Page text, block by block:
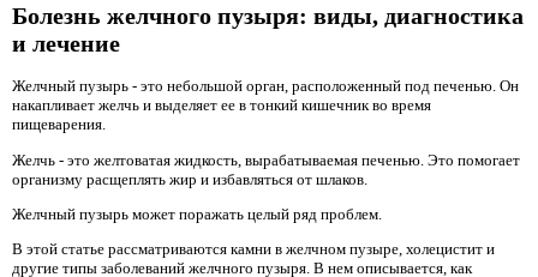
Болезнь желчного пузыря: виды, диагностика
и лечение
Желчный пузырь - это небольшой орган, расположенный под печенью. Он
накапливает желчь и выделяет ее в тонкий кишечник во время
пищеварения.
Желчь - это желтоватая жидкость, вырабатываемая печенью. Это помогает
организму расщеплять жир и избавляться от шлаков.
Желчный пузырь может поражать целый ряд проблем.
В этой статье рассматриваются камни в желчном пузыре, холецистит и
другие типы заболеваний желчного пузыря. В нем описывается, как